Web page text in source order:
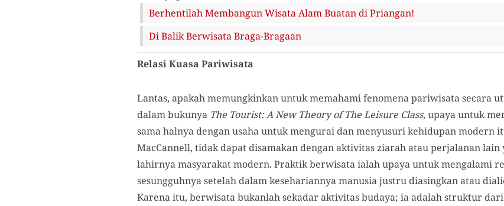
Berhentilah Membangun Wisata Alam Buatan di Priangan!
Di Balik Berwisata Braga-Bragaan
Relasi Kuasa Pariwisata
Lantas, apakah memungkinkan untuk memahami fenomena pariwisata secara
dalam bukunya The Tourist: A New Theory of The Leisure Class, upaya untuk
sama halnya dengan usaha untuk mengurai dan menyusuri kehidupan modern
MacCannell, tidak dapat disamakan dengan aktivitas ziarah atau perjalanan
lahirnya masyarakat modern. Praktik berwisata ialah upaya untuk mengalami
sesungguhnya setelah dalam kesehariannya manusia justru diasingkan atau
Karena itu, berwisata bukanlah sekadar aktivitas budaya; ia adalah struktur